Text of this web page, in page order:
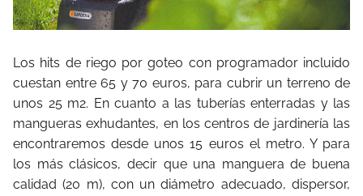
Los hits de riego por goteo con programador incluido
cuestan entre 65 y 70 euros, para cubrir un terreno de
unos 25 m2. En cuanto a las tuberías enterradas y las
mangueras exhudantes, en los centros de jardinería las
encontraremos desde unos 15 euros el metro. Y para
los más clásicos, decir que una manguera de buena
calidad (20 m), con un diámetro adecuado, dispersor,